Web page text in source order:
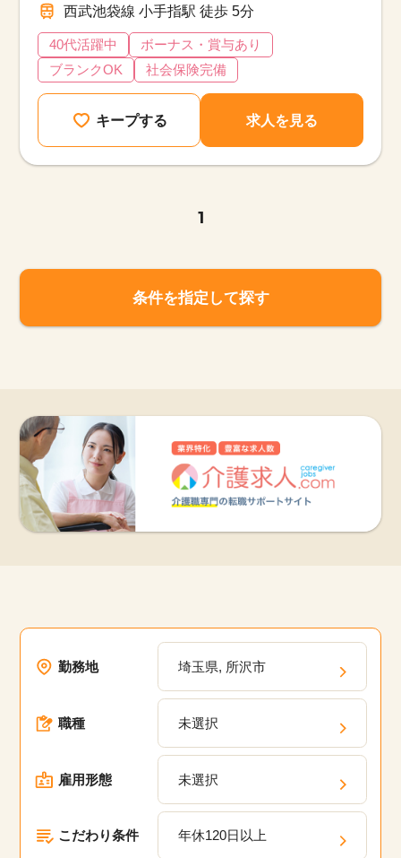
西武池袋線 小手指駅 徒歩 5分
40代活躍中
ボーナス・賞与あり
ブランクOK
社会保険完備
キープする 求人を見る
1
条件を指定して探す
勤務地 埼玉県, 所沢市
職種 未選択
雇用形態 未選択
こだわり条件 年休120日以上